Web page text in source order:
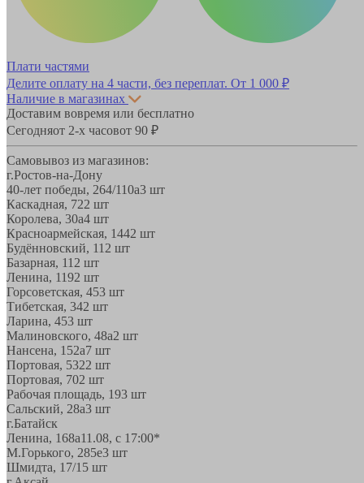
Плати частями
Делите оплату на 4 части, без переплат. От 1 000 ₽
Наличие в магазинах
Доставим вовремя или бесплатно
Сегодняот 2-х часовот 90 ₽
Самовывоз из магазинов:
г.Ростов-на-Дону
40-лет победы, 264/110а3 шт
Каскадная, 722 шт
Королева, 30а4 шт
Красноармейская, 1442 шт
Будённовский, 11 2 шт
Базарная, 11 2 шт
Ленина, 1192 шт
Горсоветская, 453 шт
Тибетская, 342 шт
Ларина, 453 шт
Малиновского, 48а2 шт
Нансена, 152а7 шт
Портовая, 5322 шт
Портовая, 702 шт
Рабочая площадь, 193 шт
Сальский, 28a3 шт
г.Батайск
Ленина, 168а11.08, с 17:00*
М.Горького, 285е3 шт
Шмидта, 17/1 5 шт